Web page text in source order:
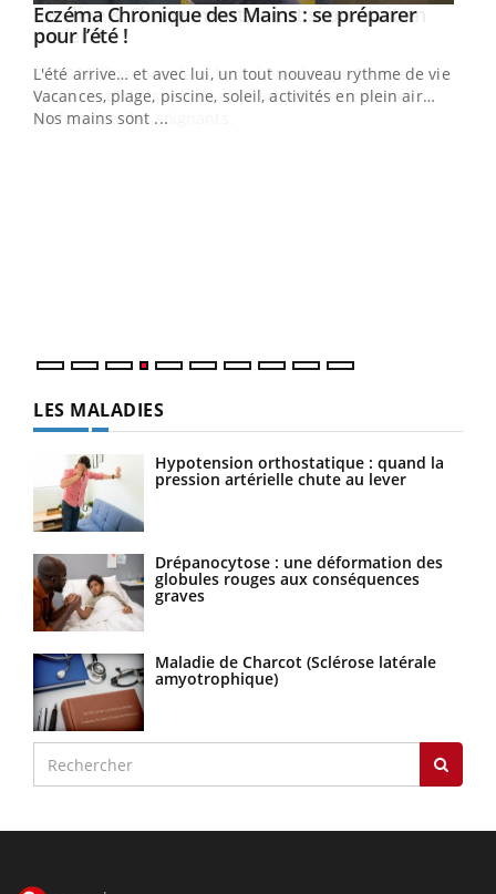
Youtube
Eczéma Chronique des Mains : se préparer
pour l’été !Youtube
L'été arrive… et avec lui, un tout nouveau rythme de vie !
Vacances, plage, piscine, soleil, activités en plein air…
Nos mains sont ...
LES MALADIES
Hypotension orthostatique : quand la
pression artérielle chute au lever
Drépanocytose : une déformation des
globules rouges aux conséquences
graves
Maladie de Charcot (Sclérose latérale
amyotrophique)